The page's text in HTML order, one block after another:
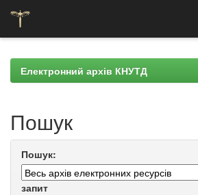
navigationЕлектронний архів КНУТД
Пошук
Пошук:
запит